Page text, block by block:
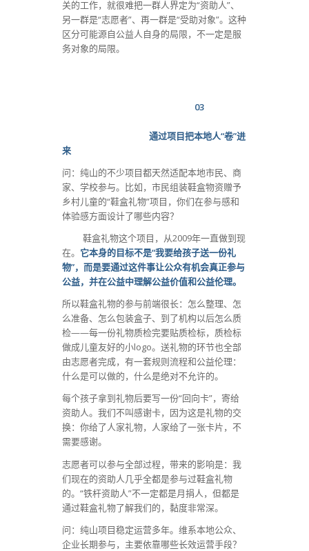
关的工作，就很难把一群人界定为“资助人”、
另一群是“志愿者”、再一群是“受助对象”。这种
区分可能源自公益人自身的局限，不一定是服
务对象的局限。
03
通过项目把本地人“卷”进
来
问：纯山的不少项目都天然适配本地市民、商
家、学校参与。比如，市民组装鞋盒物资赠予
乡村儿童的“鞋盒礼物”项目，你们在参与感和
体验感方面设计了哪些内容？
鞋盒礼物这个项目，从2009年一直做到现
在。 它本身的目标不是“我要给孩子送一份礼
物”，而是要通过这件事让公众有机会真正参与
公益，并在公益中理解公益价值和公益伦理。
所以鞋盒礼物的参与前端很长：怎么整理、怎
么准备、怎么包装盒子、到了机构以后怎么质
检——每一份礼物质检完要贴质检标，质检标
做成儿童友好的小logo。送礼物的环节也全部
由志愿者完成，有一套规则流程和公益伦理：
什么是可以做的，什么是绝对不允许的。
每个孩子拿到礼物后要写一份“回向卡”，寄给
资助人。我们不叫感谢卡，因为这是礼物的交
换：你给了人家礼物，人家给了一张卡片，不
需要感谢。
志愿者可以参与全部过程，带来的影响是：我
们现在的资助人几乎全都是参与过鞋盒礼物
的。“铁杆资助人”不一定都是月捐人，但都是
通过鞋盒礼物了解我们的，黏度非常深。
问：纯山项目稳定运营多年。维系本地公众、
企业长期参与，主要依靠哪些长效运营手段？